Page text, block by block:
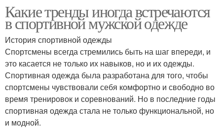
Какие тренды иногда встречаются
в спортивной мужской одежде
История спортивной одежды
Спортсмены всегда стремились быть на шаг впереди, и
это касается не только их навыков, но и их одежды.
Спортивная одежда была разработана для того, чтобы
спортсмены чувствовали себя комфортно и свободно во
время тренировок и соревнований. Но в последние годы
спортивная одежда стала не только функциональной, но
и модной.